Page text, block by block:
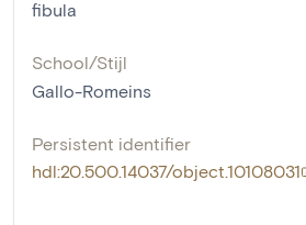
fibula
School/Stijl
Gallo-Romeins
Persistent identifier
hdl:20.500.14037/object.10108031